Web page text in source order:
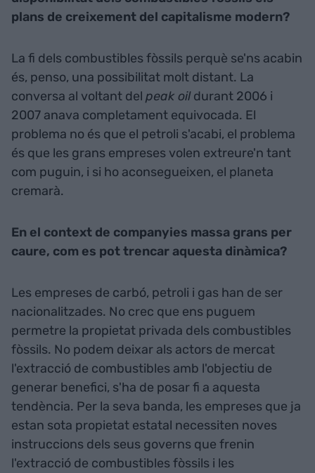
plans de creixement del capitalisme modern?
La fi dels combustibles fòssils perquè se'ns acabin
és, penso, una possibilitat molt distant. La
conversa al voltant del peak oil durant 2006 i
2007 anava completament equivocada. El
problema no és que el petroli s'acabi, el problema
és que les grans empreses volen extreure'n tant
com puguin, i si ho aconsegueixen, el planeta
cremarà.
En el context de companyies massa grans per
caure, com es pot trencar aquesta dinàmica?
Les empreses de carbó, petroli i gas han de ser
nacionalitzades. No crec que ens puguem
permetre la propietat privada dels combustibles
fòssils. No podem deixar als actors de mercat
l'extracció de combustibles amb l'objectiu de
generar benefici, s'ha de posar fi a aquesta
tendència. Per la seva banda, les empreses que ja
estan sota propietat estatal necessiten noves
instruccions dels seus governs que frenin
l'extracció de combustibles fòssils i les